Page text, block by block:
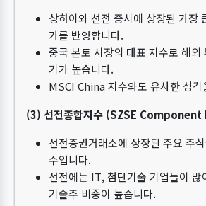
상하이와 선전 증시에 상장된 가장
가를 반영합니다.
중국 본토 시장의 대표 지수로 해외
기가 높습니다.
MSCI China 지수와도 유사한 성격
(3) 선전종합지수 (SZSE
선전증권거래소에 상장된 주요 주
수입니다.
선전에는 IT, 첨단기술 기업들이 많
기술주 비중이 높습니다.